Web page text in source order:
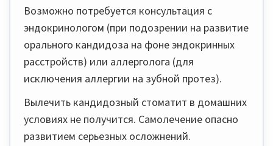
Возможно потребуется консультация с
эндокринологом (при подозрении на развитие
орального кандидоза на фоне эндокринных
расстройств) или аллерголога (для
исключения аллергии на зубной протез).
Вылечить кандидозный стоматит в домашних
условиях не получится. Самолечение опасно
развитием серьезных осложнений.